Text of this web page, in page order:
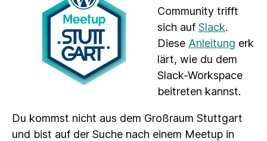
Community trifft
sich auf Slack.
Diese Anleitung erk
lärt, wie du dem
Slack-Workspace
beitreten kannst.
Du kommst nicht aus dem Großraum Stuttgart
und bist auf der Suche nach einem Meetup in